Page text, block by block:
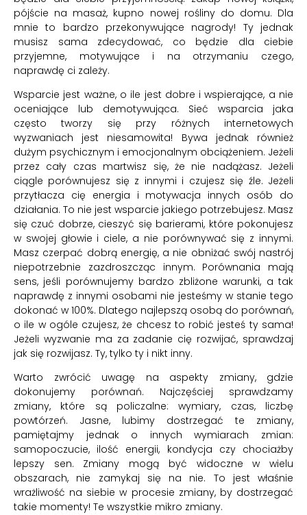
pójście na masaż, kupno nowej rośliny do domu. Dla
mnie to bardzo przekonywujące nagrody! Ty jednak
musisz sama zdecydować, co będzie dla ciebie
przyjemne, motywujące i na otrzymaniu czego,
naprawdę ci zależy.
Wsparcie jest ważne, o ile jest dobre i wspierające, a nie
oceniające lub demotywująca. Sieć wsparcia jaka
często tworzy się przy różnych internetowych
wyzwaniach jest niesamowita! Bywa jednak również
dużym psychicznym i emocjonalnym obciążeniem. Jeżeli
przez cały czas martwisz się, że nie nadążasz. Jeżeli
ciągle porównujesz się z innymi i czujesz się źle. Jeżeli
przytłacza cię energia i motywacja innych osób do
działania. To nie jest wsparcie jakiego potrzebujesz. Masz
się czuć dobrze, cieszyć się barierami, które pokonujesz
w swojej głowie i ciele, a nie porównywać się z innymi.
Masz czerpać dobrą energię, a nie obniżać swój nastrój
niepotrzebnie zazdroszcząc innym. Porównania mają
sens, jeśli porównujemy bardzo zbliżone warunki, a tak
naprawdę z innymi osobami nie jesteśmy w stanie tego
dokonać w 100%. Dlatego najlepszą osobą do porównań,
o ile w ogóle czujesz, że chcesz to robić jesteś ty sama!
Jeżeli wyzwanie ma za zadanie cię rozwijać, sprawdzaj
jak się rozwijasz. Ty, tylko ty i nikt inny.
Warto zwrócić uwagę na aspekty zmiany, gdzie
dokonujemy porównań. Najczęściej sprawdzamy
zmiany, które są policzalne: wymiary, czas, liczbę
powtórzeń. Jasne, lubimy dostrzegać te zmiany,
pamiętajmy jednak o innych wymiarach zmian:
samopoczucie, ilość energii, kondycja czy chociażby
lepszy sen. Zmiany mogą być widoczne w wielu
obszarach, nie zamykaj się na nie. To jest właśnie
wrażliwość na siebie w procesie zmiany, by dostrzegać
takie momenty! Te wszystkie mikro zmiany.